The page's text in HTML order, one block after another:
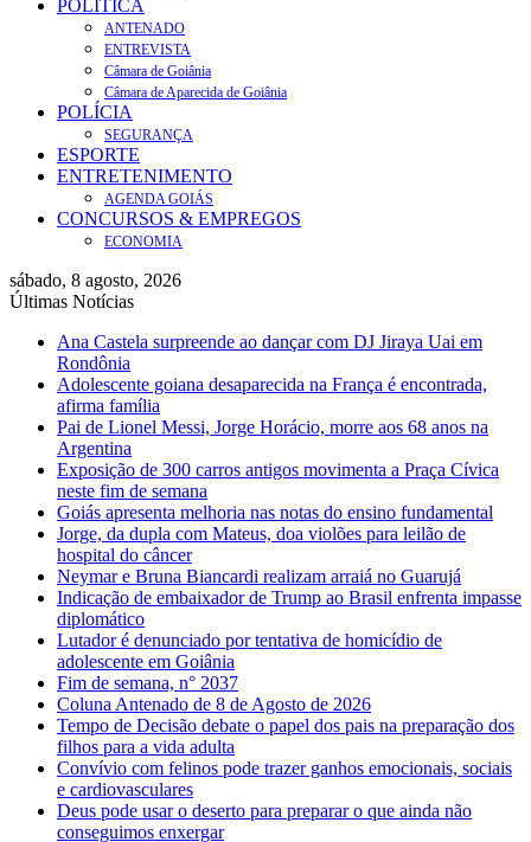
POLÍTICA
ANTENADO
ENTREVISTA
Câmara de Goiânia
Câmara de Aparecida de Goiânia
POLÍCIA
SEGURANÇA
ESPORTE
ENTRETENIMENTO
AGENDA GOIÁS
CONCURSOS & EMPREGOS
ECONOMIA
sábado, 8 agosto, 2026
Últimas Notícias
Ana Castela surpreende ao dançar com DJ Jiraya Uai em
Rondônia
Adolescente goiana desaparecida na França é encontrada,
afirma família
Pai de Lionel Messi, Jorge Horácio, morre aos 68 anos na
Argentina
Exposição de 300 carros antigos movimenta a Praça Cívica
neste fim de semana
Goiás apresenta melhoria nas notas do ensino fundamental
Jorge, da dupla com Mateus, doa violões para leilão de
hospital do câncer
Neymar e Bruna Biancardi realizam arraiá no Guarujá
Indicação de embaixador de Trump ao Brasil enfrenta impasse
diplomático
Lutador é denunciado por tentativa de homicídio de
adolescente em Goiânia
Fim de semana, n° 2037
Coluna Antenado de 8 de Agosto de 2026
Tempo de Decisão debate o papel dos pais na preparação dos
filhos para a vida adulta
Convívio com felinos pode trazer ganhos emocionais, sociais
e cardiovasculares
Deus pode usar o deserto para preparar o que ainda não
conseguimos enxergar